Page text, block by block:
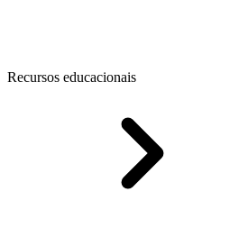
Recursos educacionais